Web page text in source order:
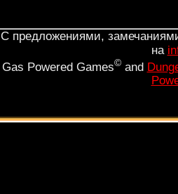
С предложениями,
на
Gas Powered Games©and